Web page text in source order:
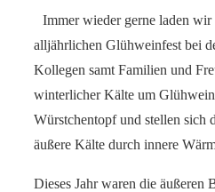
Immer wieder gerne laden wir
alljährlichen Glühweinfest bei
Kollegen samt Familien und
winterlicher Kälte um
Würstchentopf und stellen sich
äußere Kälte durch innere
Dieses Jahr waren die äußeren